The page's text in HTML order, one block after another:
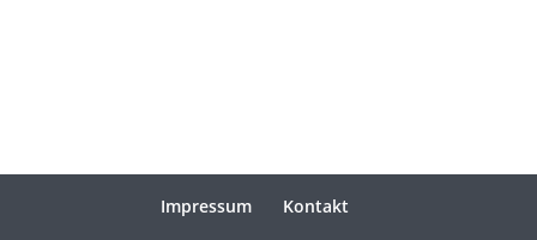
Impressum Kontakt